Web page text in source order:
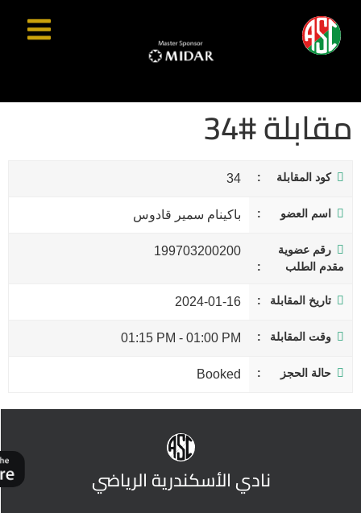
مقابلة #34
كود المقابلة 34
اسم العضو باكينام سمير قادوس
رقم عضوية
مقدم الطلب
199703200200
تاريخ المقابلة 2024-01-16
وقت المقابلة 01:00 PM
-
01:15 PM
حالة الحجز Booked
نادي الأسكندرية الرياضي